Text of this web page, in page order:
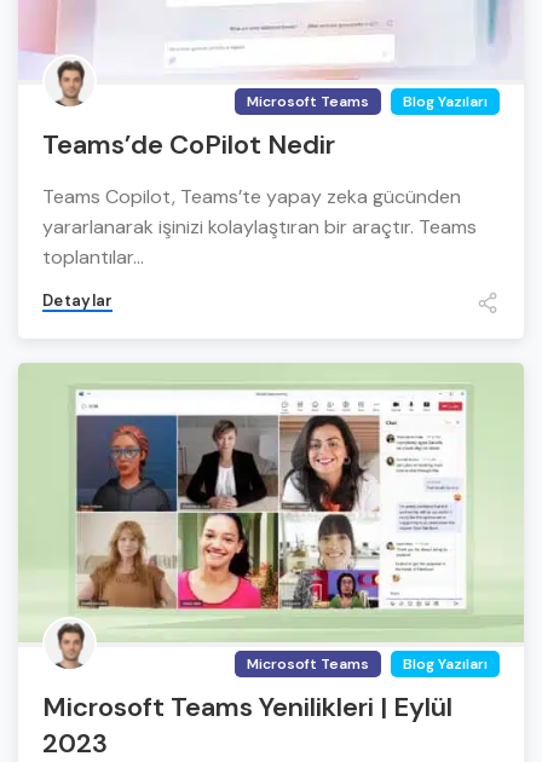
Microsoft Teams Blog Yazıları
Teams’de CoPilot Nedir
Teams Copilot, Teams’te yapay zeka gücünden
yararlanarak işinizi kolaylaştıran bir araçtır. Teams
toplantılar...
Detaylar
Microsoft Teams Blog Yazıları
Microsoft Teams Yenilikleri | Eylül
2023